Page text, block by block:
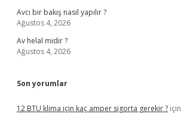
Avcı bir bakış nasıl yapılır ?
Ağustos 4, 2026
Av helal midir ?
Ağustos 4, 2026
Son yorumlar
12 BTU klima için kaç amper sigorta gerekir ? için